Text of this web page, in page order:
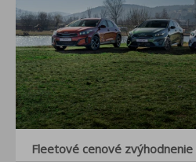
Fleetové cenové zvýhodnenie